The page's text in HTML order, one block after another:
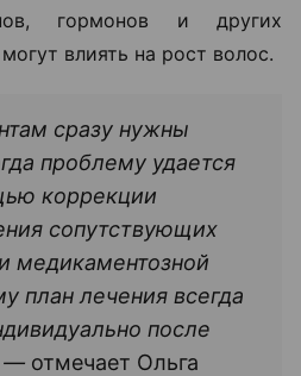
гормонов и других
влиять на рост волос.
сразу нужны
проблему удается
коррекции
сопутствующих
медикаментозной
план лечения всегда
после
— отмечает Ольга